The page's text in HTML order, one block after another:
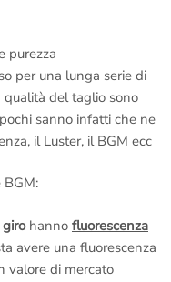
differenze di colore,
eBGMcon lente e
ma dettagliata sul
segreti e ti metterà
.
include:
con incisione al
il suo numero di
purezza
per una lunga serie di
qualità del taglio sono
sanno infatti che ne
il Luster, il BGM ecc
BGM:
hanno fluorescenza
avere una fluorescenza
valore di mercato